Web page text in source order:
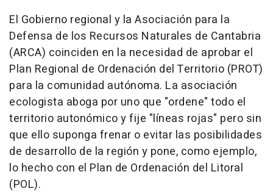
El Gobierno regional y la Asociación para la
Defensa de los Recursos Naturales de Cantabria
(ARCA) coinciden en la necesidad de aprobar el
Plan Regional de Ordenación del Territorio (PROT)
para la comunidad autónoma. La asociación
ecologista aboga por uno que "ordene" todo el
territorio autonómico y fije "líneas rojas" pero sin
que ello suponga frenar o evitar las posibilidades
de desarrollo de la región y pone, como ejemplo,
lo hecho con el Plan de Ordenación del Litoral
(POL).